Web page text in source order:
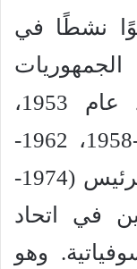
نشطًا في
الجمهوريات
الاشتراكية السوفياتية منذ عام 1953،
وعضو هيئة الرئاسة (1953-1958، 1962-
1966، 1970-1974)، نائب الرئيس (1974-
في اتحاد
وهو